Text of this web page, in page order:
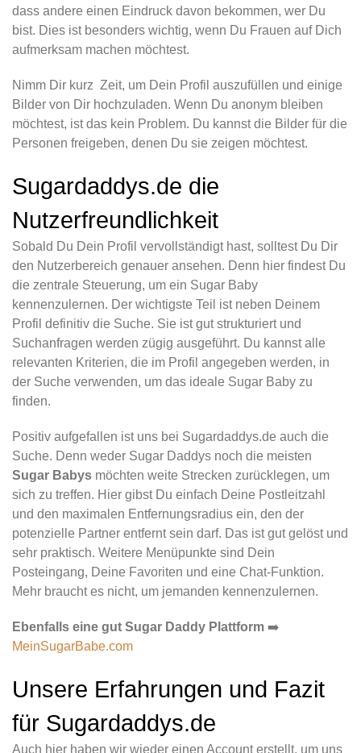
dass andere einen Eindruck davon bekommen, wer Du
bist. Dies ist besonders wichtig, wenn Du Frauen auf Dich
aufmerksam machen möchtest.
Nimm Dir kurz Zeit, um Dein Profil auszufüllen und einige
Bilder von Dir hochzuladen. Wenn Du anonym bleiben
möchtest, ist das kein Problem. Du kannst die Bilder für die
Personen freigeben, denen Du sie zeigen möchtest.
Sugardaddys.de die
Nutzerfreundlichkeit
Sobald Du Dein Profil vervollständigt hast, solltest Du Dir
den Nutzerbereich genauer ansehen. Denn hier findest Du
die zentrale Steuerung, um ein Sugar Baby
kennenzulernen. Der wichtigste Teil ist neben Deinem
Profil definitiv die Suche. Sie ist gut strukturiert und
Suchanfragen werden zügig ausgeführt. Du kannst alle
relevanten Kriterien, die im Profil angegeben werden, in
der Suche verwenden, um das ideale Sugar Baby zu
finden.
Positiv aufgefallen ist uns bei Sugardaddys.de auch die
Suche. Denn weder Sugar Daddys noch die meisten
Sugar Babys möchten weite Strecken zurücklegen, um
sich zu treffen. Hier gibst Du einfach Deine Postleitzahl
und den maximalen Entfernungsradius ein, den der
potenzielle Partner entfernt sein darf. Das ist gut gelöst und
sehr praktisch. Weitere Menüpunkte sind Dein
Posteingang, Deine Favoriten und eine Chat-Funktion.
Mehr braucht es nicht, um jemanden kennenzulernen.
Ebenfalls eine gut Sugar Daddy Plattform ➡️
MeinSugarBabe.com
Unsere Erfahrungen und Fazit
für Sugardaddys.de
Auch hier haben wir wieder einen Account erstellt, um uns